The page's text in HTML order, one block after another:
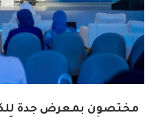
مختصون بمعرض جدة